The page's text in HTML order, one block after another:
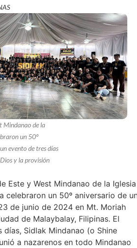
Mindanao de la
un 50º
evento de tres días
y la provisión
Este y West Mindanao de la Iglesia
celebraron un 50º aniversario de
de junio de 2024 en Mt. Moriah
de Malaybalay, Filipinas. El
días, Sidlak Mindanao (o Shine
a nazarenos en todo Mindanao